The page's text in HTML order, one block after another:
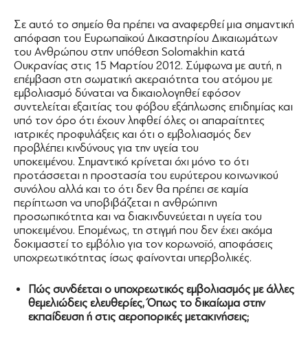
Σε αυτό το σημείο θα πρέπει να αναφερθεί μια σημαντική
απόφαση του Ευρωπαϊκού Δικαστηρίου Δικαιωμάτων
του Ανθρώπου στην υπόθεση Solomakhin κατά
Ουκρανίας στις 15 Μαρτίου 2012. Σύμφωνα με αυτή, η
επέμβαση στη σωματική ακεραιότητα του ατόμου με
εμβολιασμό δύναται να δικαιολογηθεί εφόσον
συντελείται εξαιτίας του φόβου εξάπλωσης επιδημίας και
υπό τον όρο ότι έχουν ληφθεί όλες οι απαραίτητες
ιατρικές προφυλάξεις και ότι ο εμβολιασμός δεν
προβλέπει κινδύνους για την υγεία του
υποκειμένου. Σημαντικό κρίνεται όχι μόνο το ότι
προτάσσεται η προστασία του ευρύτερου κοινωνικού
συνόλου αλλά και το ότι δεν θα πρέπει σε καμία
περίπτωση να υποβιβάζεται η ανθρώπινη
προσωπικότητα και να διακινδυνεύεται η υγεία του
υποκειμένου. Επομένως, τη στιγμή που δεν έχει ακόμα
δοκιμαστεί το εμβόλιο για τον κορωνοϊό, αποφάσεις
υποχρεωτικότητας ίσως φαίνονται υπερβολικές.
Πώς συνδέεται ο υποχρεωτικός εμβολιασμός με άλλες
θεμελιώδεις ελευθερίες, Όπως το δικαίωμα στην
εκπαίδευση ή στις αεροπορικές μετακινήσεις;